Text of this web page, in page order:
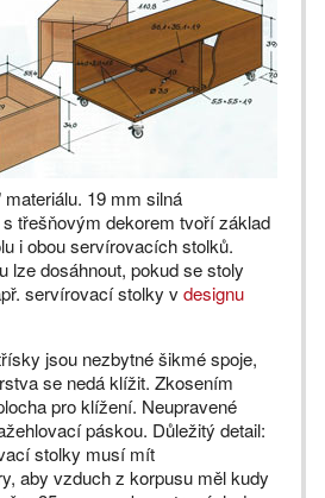
19 mm silná
třešňovým dekorem tvoří základ
i obou servírovacích stolků.
lze dosáhnout, pokud se stoly
servírovací stolky vdesignu
jsou nezbytné šikmé spoje,
se nedá klížit. Zkosením
pro klížení. Neupravené
páskou. Důležitý detail:
stolky musí mít
aby vzduch z korpusu měl kudy